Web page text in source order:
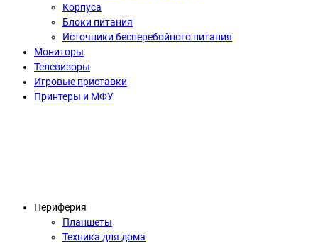
Корпуса
Блоки питания
Источники бесперебойного питания
Мониторы
Телевизоры
Игровые приставки
Принтеры и МФУ
Периферия
Планшеты
Техника для дома